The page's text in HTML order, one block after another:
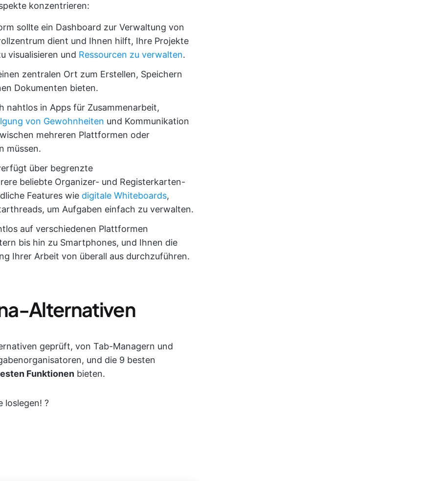
konzentrieren:
sollte ein Dashboard zur Verwaltung von
dient und Ihnen hilft, Ihre Projekte
visualisieren und Ressourcen zu verwalten.
zentralen Ort zum Erstellen, Speichern
Dokumenten bieten.
nahtlos in Apps für Zusammenarbeit,
von Gewohnheiten und Kommunikation
mehreren Plattformen oder
müssen.
über begrenzte
beliebte Organizer- und Registerkarten-
Features wie digitale Whiteboards,
um Aufgaben einfach zu verwalten.
auf verschiedenen Plattformen
bis hin zu Smartphones, und Ihnen die
Ihrer Arbeit von überall aus durchzuführen.
Alternativen
geprüft, von Tab-Managern und
und die 9 besten
Funktionen bieten.
loslegen! ?